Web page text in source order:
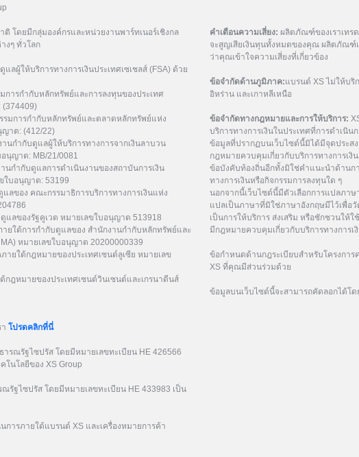
โดยมีกลุ่มองค์กรและหน่วยงานพาร์ทเนอร์เชิงกล
งๆ ทั่วโลก
ผู้ให้บริการทางการเงินประเทศเซเชลส์ (FSA) ด้วย
ารกำกับหลักทรัพย์และการลงทุนของประเทศ
(374409)
มการกำกับหลักทรัพย์และตลาดหลักทรัพย์แห่ง
ญาต: (412/22)
นกำกับดูแลผู้ให้บริการทางการจากเงินลาบวน
อนุญาต: MB/21/0081
นกำกับดูแลการดำเนินงานของสถาบันการเงิน
ใบอนุญาต: 53199
ลของ คณะกรรมาธิการบริการทางการเงินแห่ง
ลของรัฐคูเวต หมายเลขใบอนุญาต 513918
ายใต้การกำกับดูแลของ สำนักงานกำกับหลักทรัพย์และ
หมายเลขใบอนุญาต 20200000339
ยใต้กฎหมายของประเทศเซนต์ลูเซีย หมายเลข
ฎหมายของประเทศเซนต์วินเซนต์และเกรนาดีนส์
โปรดคลิกที่นี่
รณรัฐไซปรัส โดยมีหมายเลขทะเบียน HE 426566
นโลยีของ XS Group
รัฐไซปรัส โดยมีหมายเลขทะเบียน HE 433983 เป็น
ารภายใต้แบรนด์ XS และเครื่องหมายการค้า
คำเตือนความเสี่ยง: ผลิตภัณฑ์ของเราเทร
จะสูญเสียเงินทุนทั้งหมดของคุณ ผลิตภัณฑ์
ว่าคุณเข้าใจความเสี่ยงที่เกี่ยวข้อง
ข้อจำกัดด้านภูมิภาค:แบรนด์ XS ไม่ให้บริ
อิหร่าน และเกาหลีเหนือ
ข้อจำกัดทางกฎหมายและการให้บริการ:
บริการทางการเงินในประเทศที่การดำเ
ข้อมูลที่ปรากฏบนเว็บไซต์นี้มิได้มีจุดประส
กฎหมายควบคุมเกี่ยวกับบริการทางการเ
ข้อบังคับท้องถิ่นอีกทั้งมิใช่คำแนะนำด้านก
ทางการเงินหรือกิจกรรมการลงทุนใด ๆ
นอกจากนี้เว็บไซต์นี้มีตัวเลือกการแปลภา
แปลเป็นภาษาที่มิใช่ภาษาอังกฤษมีไว้เพื่อ
เป็นการให้บริการ ส่งเสริม หรือชักชวนให้
มีกฎหมายควบคุมเกี่ยวกับบริการทางการเ
ข้อกำหนดด้านกฎระเบียบสำหรับโครงกา
XS ที่คุณมีส่วนร่วมด้วย
ข้อมูลบนเว็บไซต์นี้จะสามารถคัดลอกได้โ